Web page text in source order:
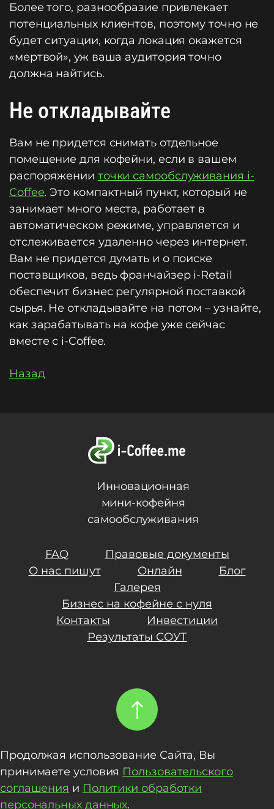
Более того, разнообразие привлекает
потенциальных клиентов, поэтому точно не
будет ситуации, когда локация окажется
«мертвой», уж ваша аудитория точно
должна найтись.
Не откладывайте
Вам не придется снимать отдельное
помещение для кофейни, если в вашем
распоряжении точки самообслуживания i-
Coffee. Это компактный пункт, который не
занимает много места, работает в
автоматическом режиме, управляется и
отслеживается удаленно через интернет.
Вам не придется думать и о поиске
поставщиков, ведь франчайзер i-Retail
обеспечит бизнес регулярной поставкой
сырья. Не откладывайте на потом – узнайте,
как зарабатывать на кофе уже сейчас
вместе с i-Coffee.
Назад
Инновационная
мини-кофейня
самообслуживания
FAQ
Правовые документы
О нас пишут
Онлайн
Блог
Галерея
Бизнес на кофейне с нуля
Контакты
Инвестиции
Результаты СОУТ
Продолжая использование Сайта, Вы
принимаете условия Пользовательского
соглашения и Политики обработки
персональных данных.